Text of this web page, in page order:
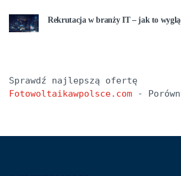
Rekrutacja w branży IT – jak to
Fotowoltaikawpolsce.com -